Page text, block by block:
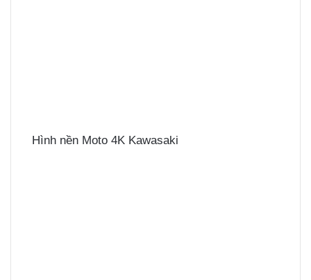
Hình nền Moto 4K Kawasaki